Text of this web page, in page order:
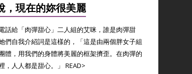
，現在的妳很美麗
話給「肉彈甜心」二人組的艾咪，誰是肉彈甜
們自我介紹詞是這樣的，「這是由兩個胖女子組
體，用我們的身體將美麗的框架擠歪。在肉彈的
，人人都是甜心。」 READ>